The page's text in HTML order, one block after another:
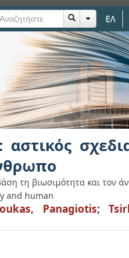
ΕΛ
με
τη βιωσιμότητα και τον
and human
Panagiotis;